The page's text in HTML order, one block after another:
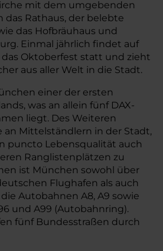
mit dem umgebenden
das Rathaus, der belebte
das Hofbräuhaus und
Einmal jährlich findet auf
das Oktoberfest statt und zieht
aus aller Welt in die Stadt.
einer der ersten
was an allein fünf DAX-
liegt. Des Weiteren
an Mittelständlern in der Stadt,
puncto Lebensqualität auch
Ranglistenplätzen zu
ist München sowohl über
Flughafen als auch
Autobahnen A8, A9 sowie
und A99 (Autobahnring).
fünf Bundesstraßen durch